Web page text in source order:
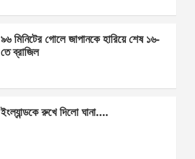
৯৬ মিনিটের গোলে জাপানকে হারিয়ে শেষ ১৬-
তে ব্রাজিল
ইংল্যান্ডকে রুখে দিলো ঘানা….